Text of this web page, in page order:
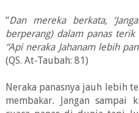
“Dan mereka berkata,
berperang) dalam panas terik
“Api neraka Jahanam lebih
(QS. At-Taubah: 81)
Neraka panasnya jauh lebih
membakar. Jangan sampai